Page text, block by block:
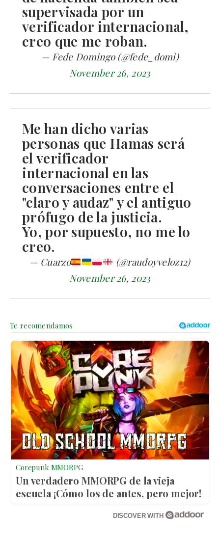
supervisada por un
verificador internacional,
creo que me roban.
— Fede Domingo (@fede_domi)
November 26, 2023
Me han dicho varias
personas que Hamas será
el verificador
internacional en las
conversaciones entre el
"claro y audaz" y el antiguo
prófugo de la justicia.
Yo, por supuesto, no me lo
creo.
— Cuarzo
(@raudoyveloz12)
November 26, 2023
Corepunk MMORPG
Un verdadero MMORPG de la vieja
escuela ¡Cómo los de antes, pero mejor!
DISCOVER WITH